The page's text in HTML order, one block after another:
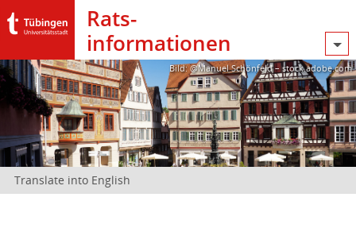
Rats­
informationen
Bild: @Manuel Schönfeld – stock.adobe.com
Translate into English